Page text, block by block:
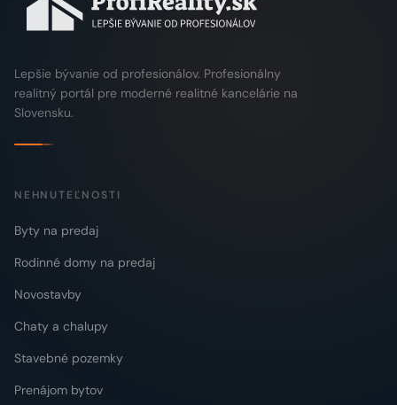
Lepšie bývanie od profesionálov. Profesionálny
realitný portál pre moderné realitné kancelárie na
Slovensku.
NEHNUTEĽNOSTI
Byty na predaj
Rodinné domy na predaj
Novostavby
Chaty a chalupy
Stavebné pozemky
Prenájom bytov